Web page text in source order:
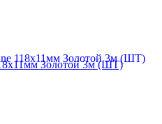
Золотой 3м (ШТ)